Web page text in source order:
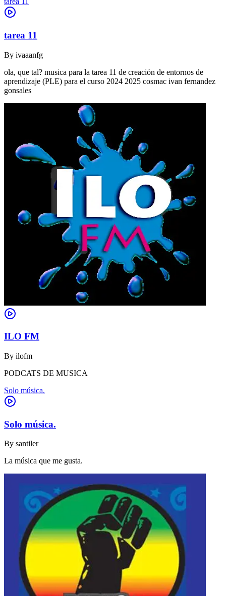
tarea 11
By ivaaanfg
ola, que tal? musica para la tarea 11 de creación de entornos de
aprendizaje (PLE) para el curso 2024 2025 cosmac ivan fernandez
gonsales
ILO FM
By ilofm
PODCATS DE MUSICA
Solo música.
Solo música.
By santiler
La música que me gusta.